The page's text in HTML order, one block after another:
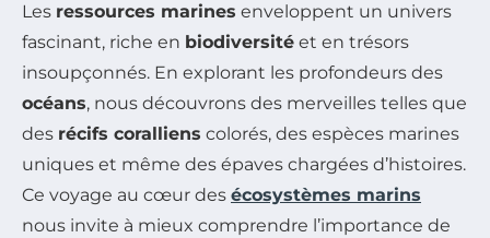
Les ressources marines enveloppent un univers
fascinant, riche en biodiversité et en trésors
insoupçonnés. En explorant les profondeurs des
océans, nous découvrons des merveilles telles que
des récifs coralliens colorés, des espèces marines
uniques et même des épaves chargées d’histoires.
Ce voyage au cœur des écosystèmes marins
nous invite à mieux comprendre l’importance de